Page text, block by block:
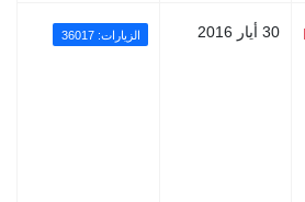
30 أيار 2016 الزيارات: 36017